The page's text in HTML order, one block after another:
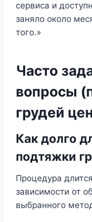
сервиса и
заняло около
того.»
Часто
вопросы
грудей
Как долго
подтяжки
Процедура
зависимости от
выбранного